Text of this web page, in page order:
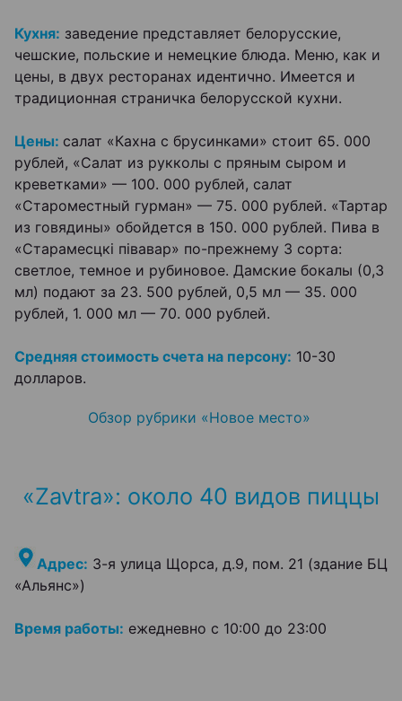
Кухня: заведение представляет белорусские,
чешские, польские и немецкие блюда. Меню, как и
цены, в двух ресторанах идентично. Имеется и
традиционная страничка белорусской кухни.
Цены: салат «Кахна с брусинками» стоит 65. 000
рублей, «Салат из рукколы с пряным сыром и
креветками» — 100. 000 рублей, салат
«Староместный гурман» — 75. 000 рублей. «Тартар
из говядины» обойдется в 150. 000 рублей. Пива в
«Старамесцкі півавар» по-прежнему 3 сорта:
светлое, темное и рубиновое. Дамские бокалы (0,3
мл) подают за 23. 500 рублей, 0,5 мл — 35. 000
рублей, 1. 000 мл — 70. 000 рублей.
Средняя стоимость счета на персону: 10-30
долларов.
Обзор рубрики «Новое место»
«Zavtra»: около 40 видов пиццы
Адрес: 3-я улица Щорса, д.9, пом. 21 (здание БЦ
«Альянс»)
Время работы: ежедневно с 10:00 до 23:00